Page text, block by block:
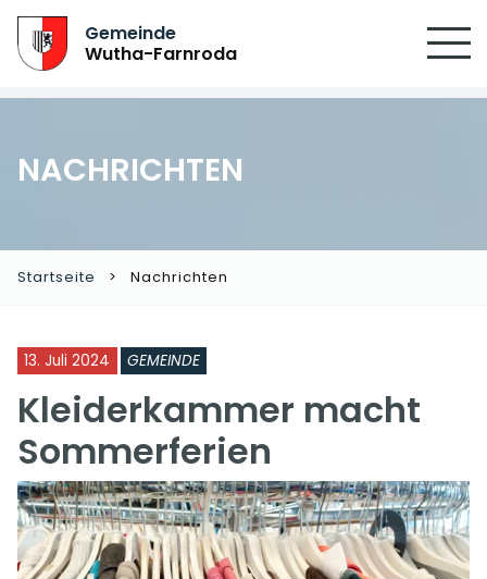
Gemeinde
Wutha-Farnroda
NACHRICHTEN
Startseite Nachrichten
13. Juli 2024 GEMEINDE
Kleiderkammer macht
Sommerferien